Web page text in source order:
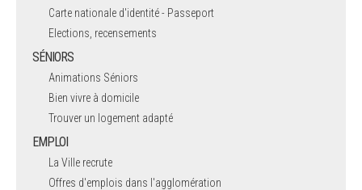
Carte nationale d'identité - Passeport
Elections, recensements
SÉNIORS
Animations Séniors
Bien vivre à domicile
Trouver un logement adapté
EMPLOI
La Ville recrute
Offres d'emplois dans l'agglomération